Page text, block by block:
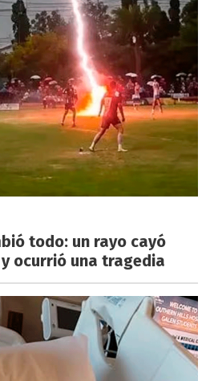
todo: un rayo cayó
ocurrió una tragedia